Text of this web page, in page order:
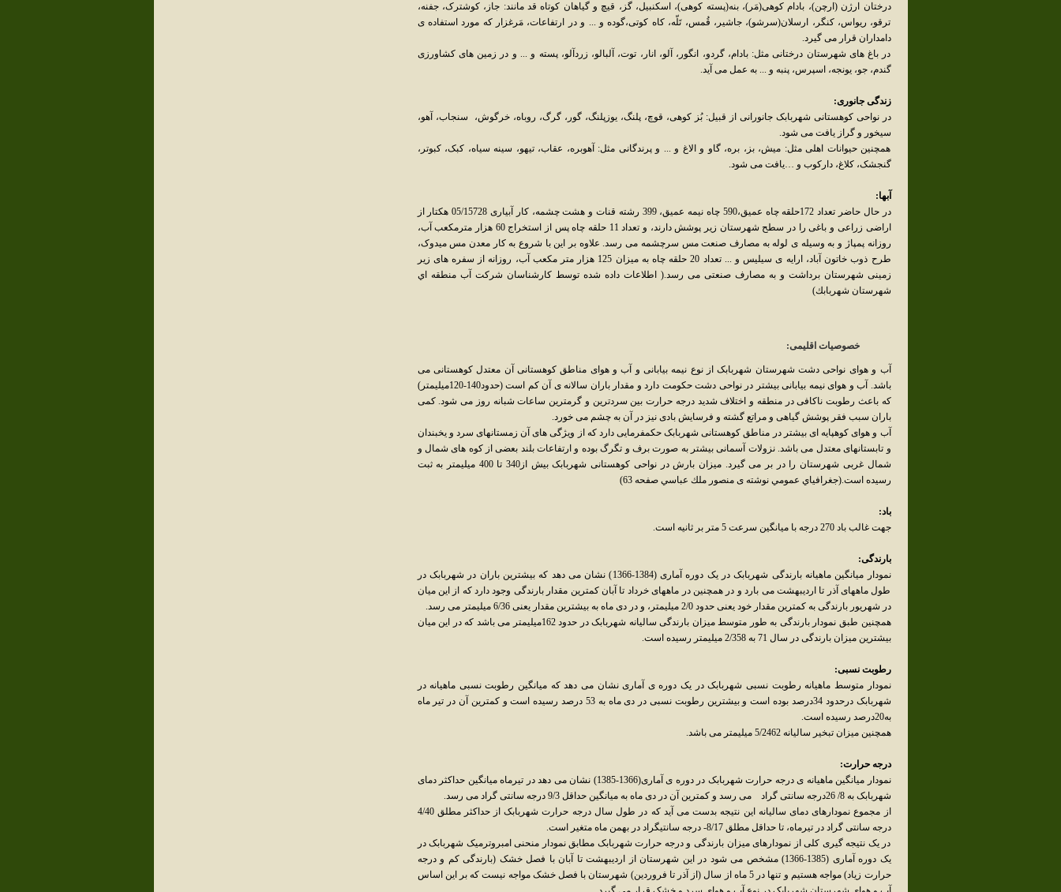
درختان ارژن (ارچن)، بادام کوهی(مَر)، بنه(پسته کوهی)، اسکنبیل، گز، قیچ و گیاهان کوتاه قد مانند: جاز، کوشترک، جفنه،
ترقو، ریواس، کنگر، ارسلان(سرشو)، جاشیر، قُمس، تَلّه، کاه کوتی،گوده و ... و در ارتفاعات، مَرغزار که مورد استفاده ی
دامداران قرار می گیرد.
در باغ های شهرستان درختانی مثل: بادام، گردو، انگور، آلو، انار، توت، آلبالو، زردآلو، پسته و ... و در زمین های کشاورزی
گندم، جو، یونجه، اسپرس، پنبه و ... به عمل می آید.
زندگی جانوری:
در نواحی کوهستانی شهربابک جانورانی از قبیل: بُز کوهی، قوچ، پلنگ، یوزپلنگ، گور، گرگ، روباه، خرگوش، سنجاب، آهو،
سیخور و گراز یافت می شود.
همچنین حیوانات اهلی مثل: میش، بز، بره، گاو و الاغ و ... و پرندگانی مثل: آهوبره، عقاب، تیهو، سینه سیاه، کبک، کبوتر،
گنجشک، کلاغ، دارکوب و …یافت می شود.
آبها:
در حال حاضر تعداد 172حلقه چاه عمیق،590 چاه نیمه عمیق، 399 رشته قنات و هشت چشمه، کار آبیاری 05/15728 هکتار از
اراضی زراعی و باغی را در سطح شهرستان زیر پوشش دارند، و تعداد 11 حلقه چاه پس از استخراج 60 هزار مترمکعب آب،
روزانه پمپاژ و به وسیله ی لوله به مصارف صنعت مس سرچشمه می رسد. علاوه بر این با شروع به کار معدن مس میدوک،
طرح ذوب خاتون آباد، ارایه ی سیلیس و ... تعداد 20 حلقه چاه به میزان 125 هزار متر مکعب آب، روزانه از سفره های زیر
زمینی شهرستان برداشت و به مصارف صنعتی می رسد.( اطلاعات داده شده توسط كارشناسان شركت آب منطقه اي
شهرستان شهربابك)
خصوصیات اقلیمی:
آب و هوای نواحی دشت شهرستان شهربابک از نوع نیمه بیابانی و آب و هوای مناطق کوهستانی آن معتدل کوهستانی می
باشد. آب و هوای نیمه بیابانی بیشتر در نواحی دشت حکومت دارد و مقدار باران سالانه ی آن کم است (حدود140-120میلیمتر)
که باعث رطوبت ناکافی در منطقه و اختلاف شدید درجه حرارت بین سردترین و گرمترین ساعات شبانه روز می شود. کمی
باران سبب فقر پوشش گیاهی و مراتع گشته و فرسایش بادی نیز در آن به چشم می خورد.
آب و هوای کوهپایه ای بیشتر در مناطق کوهستانی شهربابک حکمفرمایی دارد که از ویژگی های آن زمستانهای سرد و یخبندان
و تابستانهای معتدل می باشد. نزولات آسمانی بیشتر به صورت برف و تگرگ بوده و ارتفاعات بلند بعضی از کوه های شمال و
شمال غربی شهرستان را در بر می گیرد. میزان بارش در نواحی کوهستانی شهربابک بیش از340 تا 400 میلیمتر به ثبت
رسیده است.(جغرافياي عمومي نوشته ی منصور ملك عباسي صفحه 63)
باد:
جهت غالب باد 270 درجه با میانگین سرعت 5 متر بر ثانیه است.
بارندگی:
نمودار میانگین ماهیانه بارندگی شهربابک در یک دوره آماری (1384-1366) نشان می دهد که بیشترین باران در شهربابک در
طول ماههای آذر تا اردیبهشت می بارد و در همچنین در ماههای خرداد تا آبان کمترین مقدار بارندگی وجود دارد که از این میان
در شهریور بارندگی به کمترین مقدار خود یعنی حدود 2/0 میلیمتر، و در دی ماه به بیشترین مقدار یعنی 6/36 میلیمتر می رسد.
همچنین طبق نمودار بارندگی به طور متوسط میزان بارندگی سالیانه شهربابک در حدود 162میلیمتر می باشد که در این میان
بیشترین میزان بارندگی در سال 71 به 2/358 میلیمتر رسیده است.
رطوبت نسبی:
نمودار متوسط ماهیانه رطوبت نسبی شهربابک در یک دوره ی آماری نشان می دهد که میانگین رطوبت نسبی ماهیانه در
شهربابک درحدود 34درصد بوده است و بیشترین رطوبت نسبی در دی ماه به 53 درصد رسیده است و کمترین آن در تیر ماه
به20درصد رسیده است.
همچنین میزان تبخیر سالیانه 5/2462 میلیمتر می باشد.
درجه حرارت:
نمودار میانگین ماهیانه ی درجه حرارت شهربابک در دوره ی آماری(1366-1385) نشان می دهد در تیرماه میانگین حداکثر دمای
شهربابک به 8/ 26درجه سانتی گراد می رسد و کمترین آن در دی ماه به میانگین حداقل 9/3 درجه سانتی گراد می رسد.
از مجموع نمودارهای دمای سالیانه این نتیجه بدست می آید که در طول سال درجه حرارت شهربابک از حداکثر مطلق 4/40
درجه سانتی گراد در تیرماه، تا حداقل مطلق 8/17- درجه سانتیگراد در بهمن ماه متغیر است.
در یک نتیجه گیری کلی از نمودارهای میزان بارندگی و درجه حرارت شهربابک مطابق نمودار منحنی امبروترمیک شهربابک در
یک دوره آماری (1385-1366) مشخص می شود در این شهرستان از اردیبهشت تا آبان با فصل خشک (بارندگی کم و درجه
حرارت زیاد) مواجه هستیم و تنها در 5 ماه از سال (از آذر تا فروردین) شهرستان با فصل خشک مواجه نیست که بر این اساس